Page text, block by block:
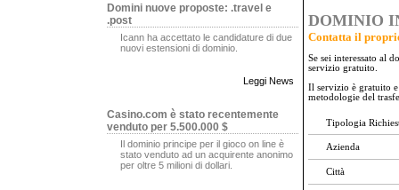
Domini nuove proposte: .travel e
.post
Icann ha accettato le candidature di due
nuovi estensioni di dominio.
Leggi News
Casino.com è stato recentemente
venduto per 5.500.000 $
Il dominio principe per il gioco on line è
stato venduto ad un acquirente anonimo
per oltre 5 milioni di dollari.
DOMINIO
Contatta il
Se sei interessato al
servizio gratuito.
Il servizio è gratuito
metodologie del
Tipologia
Azienda
Città